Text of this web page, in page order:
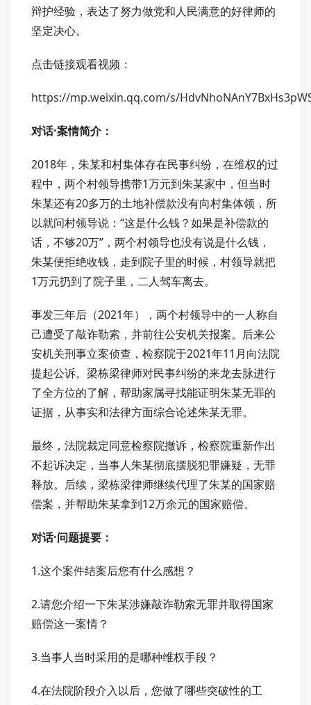
辩护经验，表达了努力做党和人民满意的好律师的
坚定决心。
点击链接观看视频：
https://mp.weixin.qq.com/s/
对话·案情简介：
2018年，朱某和村集体存在民事纠纷，在维权的过
程中，两个村领导携带1万元到朱某家中，但当时
朱某还有20多万的土地补偿款没有向村集体领，所
以就问村领导说：“这是什么钱？如果是补偿款的
话，不够20万”，两个村领导也没有说是什么钱，
朱某便拒绝收钱，走到院子里的时候，村领导就把
1万元扔到了院子里，二人驾车离去。
事发三年后（2021年），两个村领导中的一人称自
己遭受了敲诈勒索，并前往公安机关报案。后来公
安机关刑事立案侦查，检察院于2021年11月向法院
提起公诉。梁栋梁律师对民事纠纷的来龙去脉进行
了全方位的了解，帮助家属寻找能证明朱某无罪的
证据，从事实和法律方面综合论述朱某无罪。
最终，法院裁定同意检察院撤诉，检察院重新作出
不起诉决定，当事人朱某彻底摆脱犯罪嫌疑，无罪
释放。后续，梁栋梁律师继续代理了朱某的国家赔
偿案，并帮助朱某拿到12万余元的国家赔偿。
对话·问题提要：
1.这个案件结案后您有什么感想？
2.请您介绍一下朱某涉嫌敲诈勒索无罪并取得国家
赔偿这一案情？
3.当事人当时采用的是哪种维权手段？
4.在法院阶段介入以后，您做了哪些突破性的工